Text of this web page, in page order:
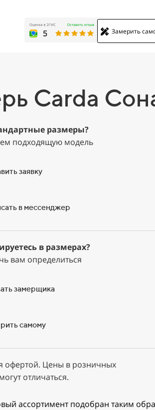
Замерить
Carda
размеры?
подходящую модель
заявку
в мессенджер
в размерах?
вам определиться
замерщика
самому
офертой. Цены в розничных
отличаться.
ассортимент подобран таким